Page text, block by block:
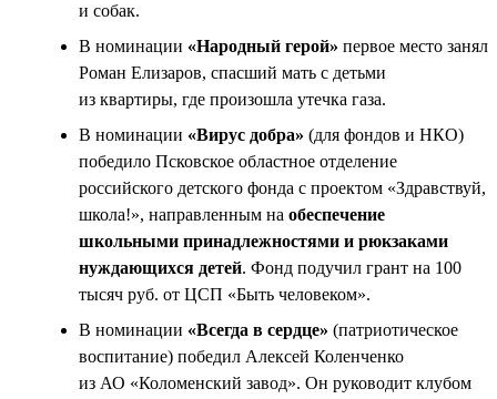
и собак.
В номинации «Народный герой» первое место занял
Роман Елизаров, спасший мать с детьми
из квартиры, где произошла утечка газа.
В номинации «Вирус добра» (для фондов и НКО)
победило Псковское областное отделение
российского детского фонда с проектом «Здравствуй,
школа!», направленным на обеспечение
школьными принадлежностями и рюкзаками
нуждающихся детей. Фонд подучил грант на 100
тысяч руб. от ЦСП «Быть человеком».
В номинации «Всегда в сердце» (патриотическое
воспитание) победил Алексей Коленченко
из АО «Коломенский завод». Он руководит клубом